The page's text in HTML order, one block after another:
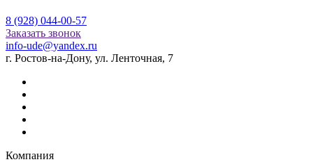
8 (928) 044-00-57
Заказать звонок
info-ude@yandex.ru
г. Ростов-на-Дону, ул. Ленточная, 7
Компания